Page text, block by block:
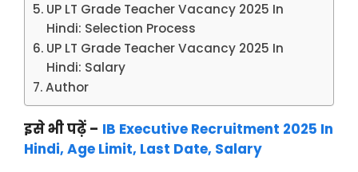
UP LT Grade Teacher Vacancy 2025 In
Hindi: Selection Process
UP LT Grade Teacher Vacancy 2025 In
Hindi: Salary
Author
इसे भी पढ़ें – IB Executive Recruitment 2025 In
Hindi, Age Limit, Last Date, Salary